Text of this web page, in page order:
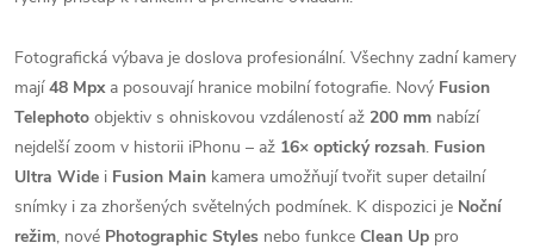
Fotografická výbava je doslova profesionální. Všechny zadní kamery
mají48 Mpxa posouvají hranice mobilní fotografie. Nový Fusion
Telephoto objektiv s ohniskovou vzdáleností až 200 mm nabízí
nejdelší zoom v historii iPhonu – až 16× optický rozsah. Fusion
Ultra Wide i Fusion Main kamera umožňují tvořit super detailní
snímky i za zhoršených světelných podmínek. K dispozici je Noční
režim, nové Photographic Styles nebo funkce Clean Up pro